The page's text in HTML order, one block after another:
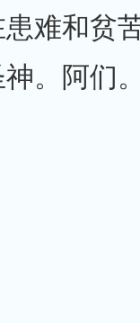
难和贫
。阿们